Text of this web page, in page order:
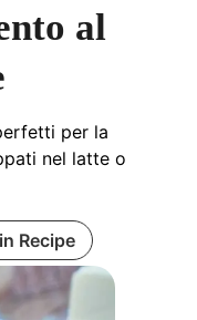
al
per la
nel latte o
Recipe